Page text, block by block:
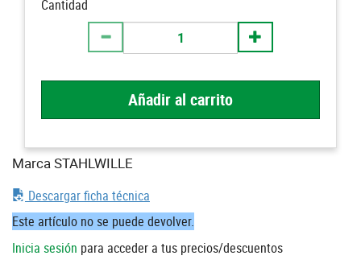
Cantidad
Añadir al carrito
Marca STAHLWILLE
Descargar ficha técnica
Este artículo no se puede devolver.
Inicia sesión para acceder a tus precios/descuentos